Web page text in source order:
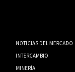
NOTICIAS DEL MERCADO
INTERCAMBIO
MINERÍA